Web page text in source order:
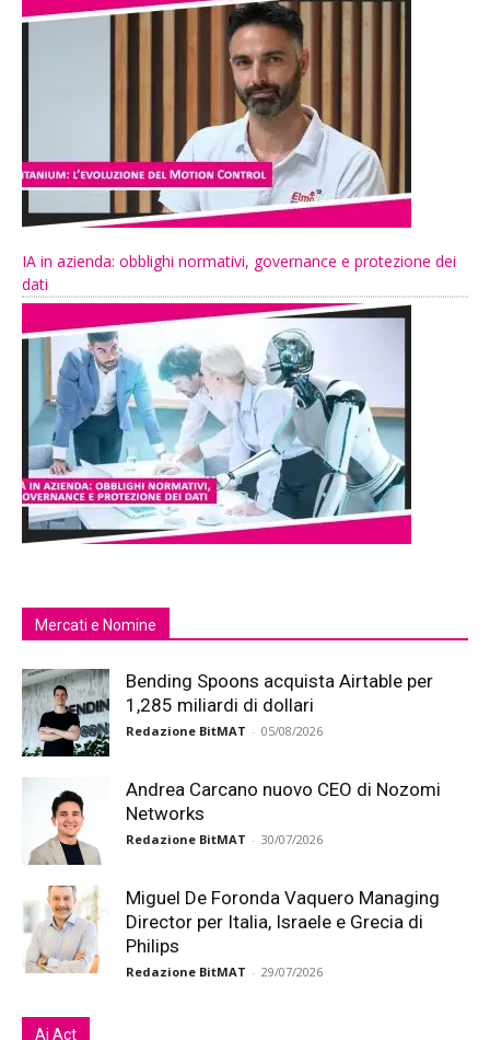
IA in azienda: obblighi normativi, governance e protezione dei
dati
Mercati e Nomine
Bending Spoons acquista Airtable per
1,285 miliardi di dollari
Redazione BitMAT - 05/08/2026
Andrea Carcano nuovo CEO di Nozomi
Networks
Redazione BitMAT - 30/07/2026
Miguel De Foronda Vaquero Managing
Director per Italia, Israele e Grecia di
Philips
Redazione BitMAT - 29/07/2026
Ai Act